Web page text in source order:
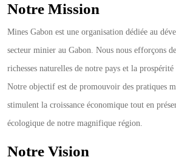
Notre Mission
Mines Gabon est une organisation dédiée au
secteur minier au Gabon. Nous nous efforçons
richesses naturelles de notre pays et la
Notre objectif est de promouvoir des pratiques
stimulent la croissance économique tout en
écologique de notre magnifique région.
Notre Vision